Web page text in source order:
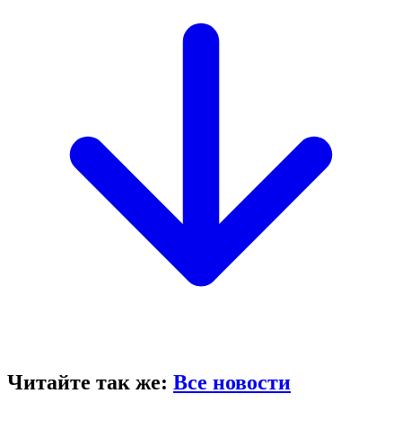
Читайте так же: Все новости